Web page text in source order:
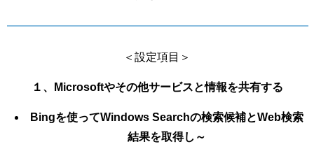
＜設定項目＞
１、Microsoftやその他サービスと情報を共有する
Bingを使ってWindows Searchの検索候補とWeb検索
結果を取得し～